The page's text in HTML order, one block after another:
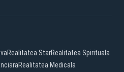
Realitatea StarRealitatea Spirituala
Realitatea Medicala